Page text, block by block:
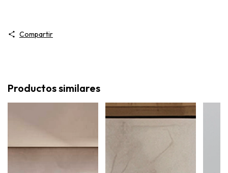
Compartir
Productos similares